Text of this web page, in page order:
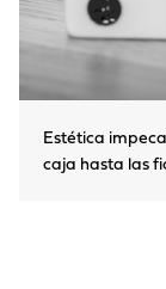
Estética
caja hasta las